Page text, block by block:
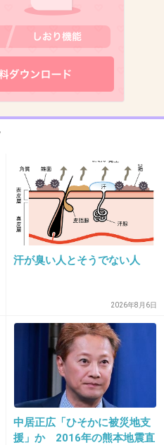
+9
んですよ。
ろしい。
-29
汗が臭い人とそうでない人
2026年8月6日
中居正広「ひそかに被災地支
援」か 2016年の熊本地震直